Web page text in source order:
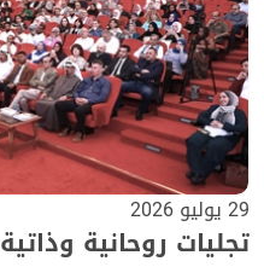
29 يوليو 2026
تجليات روحانية